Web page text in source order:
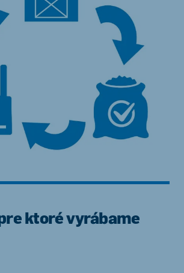
ktoré vyrábame